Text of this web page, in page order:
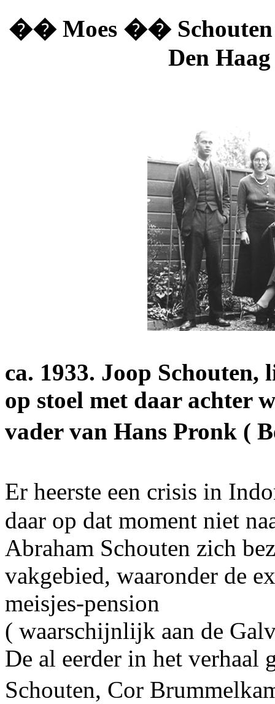
�� Moes �� Schouten
Den
ca. 1933. Joop
op stoel met daar achter
vader van Hans Pronk (
Er heerste een crisis in
daar op dat moment niet
Abraham Schouten zich
vakgebied, waaronder de
meisjes-pension
( waarschijnlijk aan de
De al eerder in het verhaal
Schouten, Cor